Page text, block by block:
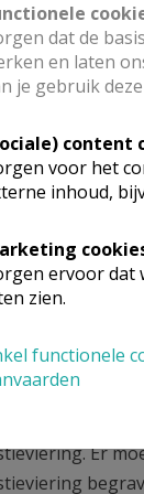
aan God.
gezocht
vindt plaats
ervoor kan er
ze niet naar
is een
de
voor
Er
dat de
en laten
je gebruik
content
voor het
inhoud,
ervoor dat
zien.
functionele